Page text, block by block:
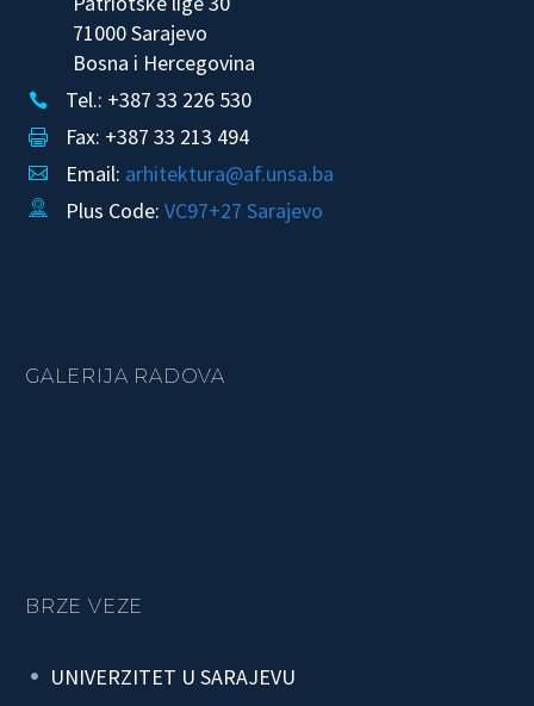
71000 Sarajevo
Bosna i Hercegovina

 Tel.: +387 33 226 530

 Fax: +387 33 213 494

 Email: arhitektura@af.unsa.ba

 Plus Code: VC97+27 Sarajevo
GALERIJA RADOVA
BRZE VEZE
UNIVERZITET U SARAJEVU